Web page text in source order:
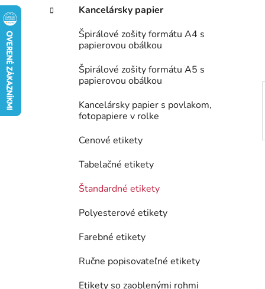
n
e
Kancelársky papier
Špirálové zošity formátu A4 s
papierovou obálkou
Špirálové zošity formátu A5 s
papierovou obálkou
Kancelársky papier s povlakom,
fotopapiere v rolke
Cenové etikety
Tabelačné etikety
Štandardné etikety
Polyesterové etikety
Farebné etikety
Ručne popisovateľné etikety
Etikety so zaoblenými rohmi